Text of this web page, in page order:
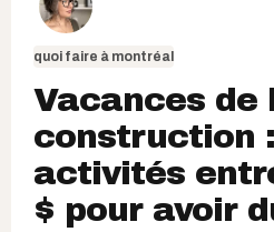
quoi faire à montréal
Vacances de
construction
activités
$ pour avoir